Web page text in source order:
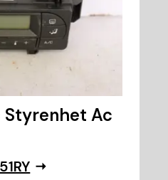
Styrenhet Ac